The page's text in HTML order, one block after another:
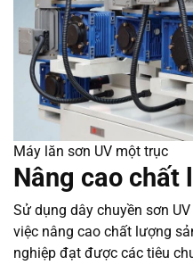
Máy lăn sơn UV một trục
Nâng cao chất
Sử dụng dây chuyền sơn
việc nâng cao chất lượng
nghiệp đạt được các tiêu